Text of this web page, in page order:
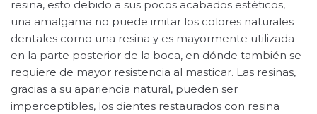
resina, esto debido a sus pocos acabados estéticos,
una amalgama no puede imitar los colores naturales
dentales como una resina y es mayormente utilizada
en la parte posterior de la boca, en dónde también se
requiere de mayor resistencia al masticar. Las resinas,
gracias a su apariencia natural, pueden ser
imperceptibles, los dientes restaurados con resina